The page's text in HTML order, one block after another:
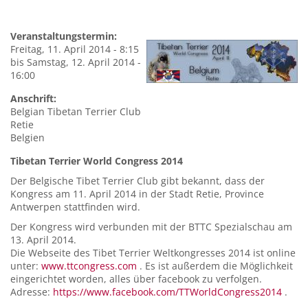
Veranstaltungstermin:
Freitag, 11. April 2014 - 8:15
bis Samstag, 12. April 2014 -
16:00
Anschrift:
Belgian Tibetan Terrier Club
Retie
Belgien
Tibetan Terrier World Congress 2014
Der Belgische Tibet Terrier Club gibt bekannt, dass der
Kongress am 11. April 2014 in der Stadt Retie, Province
Antwerpen stattfinden wird.
Der Kongress wird verbunden mit der BTTC Spezialschau am
13. April 2014.
Die Webseite des Tibet Terrier Weltkongresses 2014 ist online
unter: www.ttcongress.com . Es ist außerdem die Möglichkeit
eingerichtet worden, alles über facebook zu verfolgen.
Adresse: https://www.facebook.com/TTWorldCongress2014 .